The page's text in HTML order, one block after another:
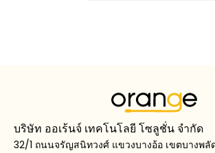
บริษัท ออเร้นจ์ เทคโนโลยี โซลูชั่น จำกัด
32/1 ถนนจรัญสนิทวงศ์ แขวงบางอ้อ เขตบางพลั